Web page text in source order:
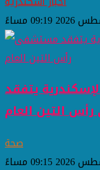
يتفقد
التين العام
صحة